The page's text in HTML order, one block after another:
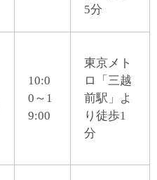
5分
10:0
0～1
9:00
東京メト
ロ「三越
前駅」よ
り徒歩1
分